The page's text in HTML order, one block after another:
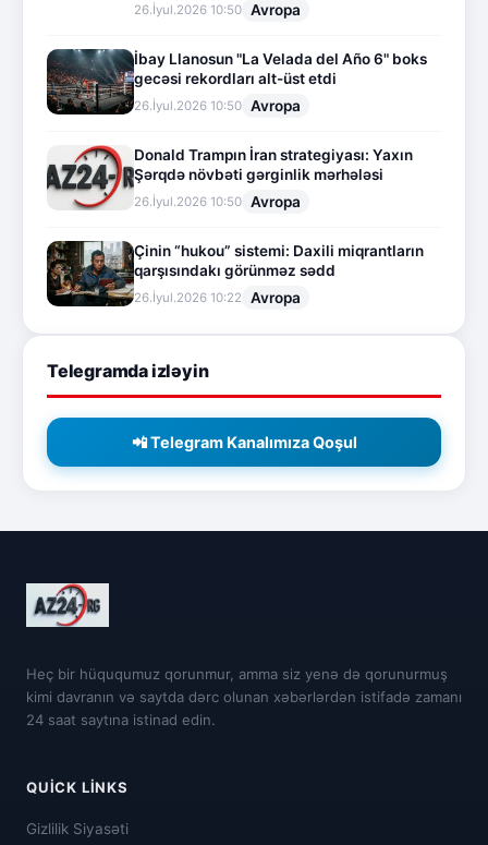
26.İyul.2026 10:50 Avropa
İbay Llanosun "La Velada del Año 6" boks
gecəsi rekordları alt-üst etdi
26.İyul.2026 10:50 Avropa
Donald Trampın İran strategiyası: Yaxın
Şərqdə növbəti gərginlik mərhələsi
26.İyul.2026 10:50 Avropa
Çinin “hukou” sistemi: Daxili miqrantların
qarşısındakı görünməz sədd
26.İyul.2026 10:22 Avropa
Telegramda izləyin
📲 Telegram Kanalımıza Qoşul
Heç bir hüququmuz qorunmur, amma siz yenə də qorunurmuş
kimi davranın və saytda dərc olunan xəbərlərdən istifadə zamanı
24 saat saytına istinad edin.
QUICK LINKS
Gizlilik Siyasəti